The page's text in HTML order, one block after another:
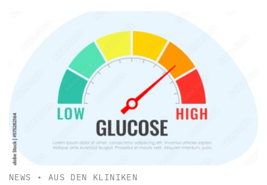
NEWS • AUS DEN KLINIKEN